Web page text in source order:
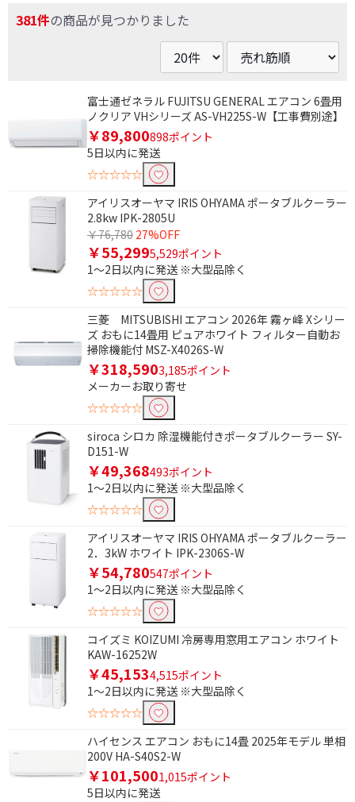
381件の商品が見つかりました
富士通ゼネラル FUJITSU GENERAL エアコン 6畳用
ノクリア VHシリーズ AS-VH225S-W【工事費別途】
￥89,800898ポイント
5日以内に発送
☆☆☆☆☆
アイリスオーヤマ IRIS OHYAMA ポータブルクーラー
2.8kw IPK-2805U
￥76,780 27%OFF
￥55,2995,529ポイント
1～2日以内に発送 ※大型品除く
☆☆☆☆☆
三菱 MITSUBISHI エアコン 2026年 霧ヶ峰 Xシリー
ズ おもに14畳用 ピュアホワイト フィルター自動お
掃除機能付 MSZ-X4026S-W
￥318,5903,185ポイント
メーカーお取り寄せ
☆☆☆☆☆
siroca シロカ 除湿機能付きポータブルクーラー SY-
D151-W
￥49,368493ポイント
1～2日以内に発送 ※大型品除く
☆☆☆☆☆
アイリスオーヤマ IRIS OHYAMA ポータブルクーラー
2．3kW ホワイト IPK-2306S-W
￥54,780547ポイント
1～2日以内に発送 ※大型品除く
☆☆☆☆☆
コイズミ KOIZUMI 冷房専用窓用エアコン ホワイト
KAW-16252W
￥45,1534,515ポイント
1～2日以内に発送 ※大型品除く
☆☆☆☆☆
ハイセンス エアコン おもに14畳 2025年モデル 単相
200V HA-S40S2-W
￥101,5001,015ポイント
5日以内に発送
条件で絞り込む
フリーワードで絞り込む
除外する
除外する にチェックを入れると、指定したワード
を除外して検索します。
価格で絞り込む
円
ブランド名で絞り込む
うるさらX
大清快
nocria（ノクリア）
畳数目安で絞り込む
おもに6畳用
おもに8畳用
おもに26畳用
電源で絞り込む
100V
便利&快適機能で絞り込む
フィルターお掃除
スマホ連携（内蔵）
スマホ連携（別売対
換気機能
人感センサー